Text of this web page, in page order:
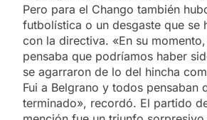
Pero para el Chango también
futbolística o un desgaste que se
con la directiva. «En su
pensaba que podríamos haber
se agarraron de lo del hincha
Fui a Belgrano y todos pensaban
terminado», recordó. El partido